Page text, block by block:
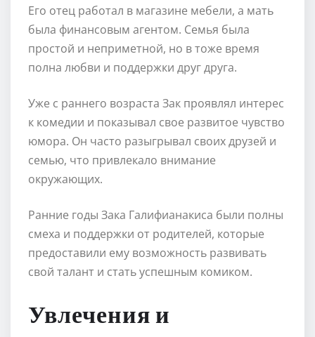
Его отец работал в магазине мебели, а мать
была финансовым агентом. Семья была
простой и неприметной, но в тоже время
полна любви и поддержки друг друга.
Уже с раннего возраста Зак проявлял интерес
к комедии и показывал свое развитое чувство
юмора. Он часто разыгрывал своих друзей и
семью, что привлекало внимание
окружающих.
Ранние годы Зака Галифианакиса были полны
смеха и поддержки от родителей, которые
предоставили ему возможность развивать
свой талант и стать успешным комиком.
Увлечения и